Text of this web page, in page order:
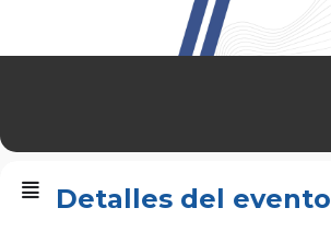
Detalles del evento